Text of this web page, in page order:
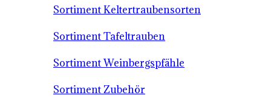
Sortiment Keltertraubensorten
Sortiment Tafeltrauben
Sortiment Weinbergspfähle
Sortiment Zubehör